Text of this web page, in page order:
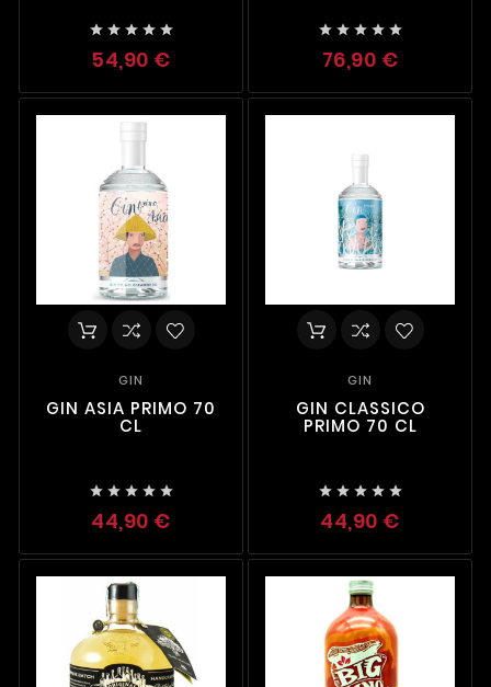
    
54,90 €
    
76,90 €
GIN
GIN ASIA PRIMO 70
CL
    
44,90 €
GIN
GIN CLASSICO
PRIMO 70 CL
    
44,90 €